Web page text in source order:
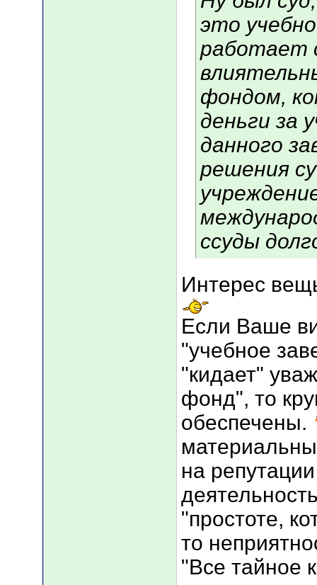
это
работает
фондом,
деньги за
данного
решения
ссуды
Интерес
Если Ваше
"учебное
"кидает"
фонд", то
обеспечены.
на
"простоте,
то
"Все тайное